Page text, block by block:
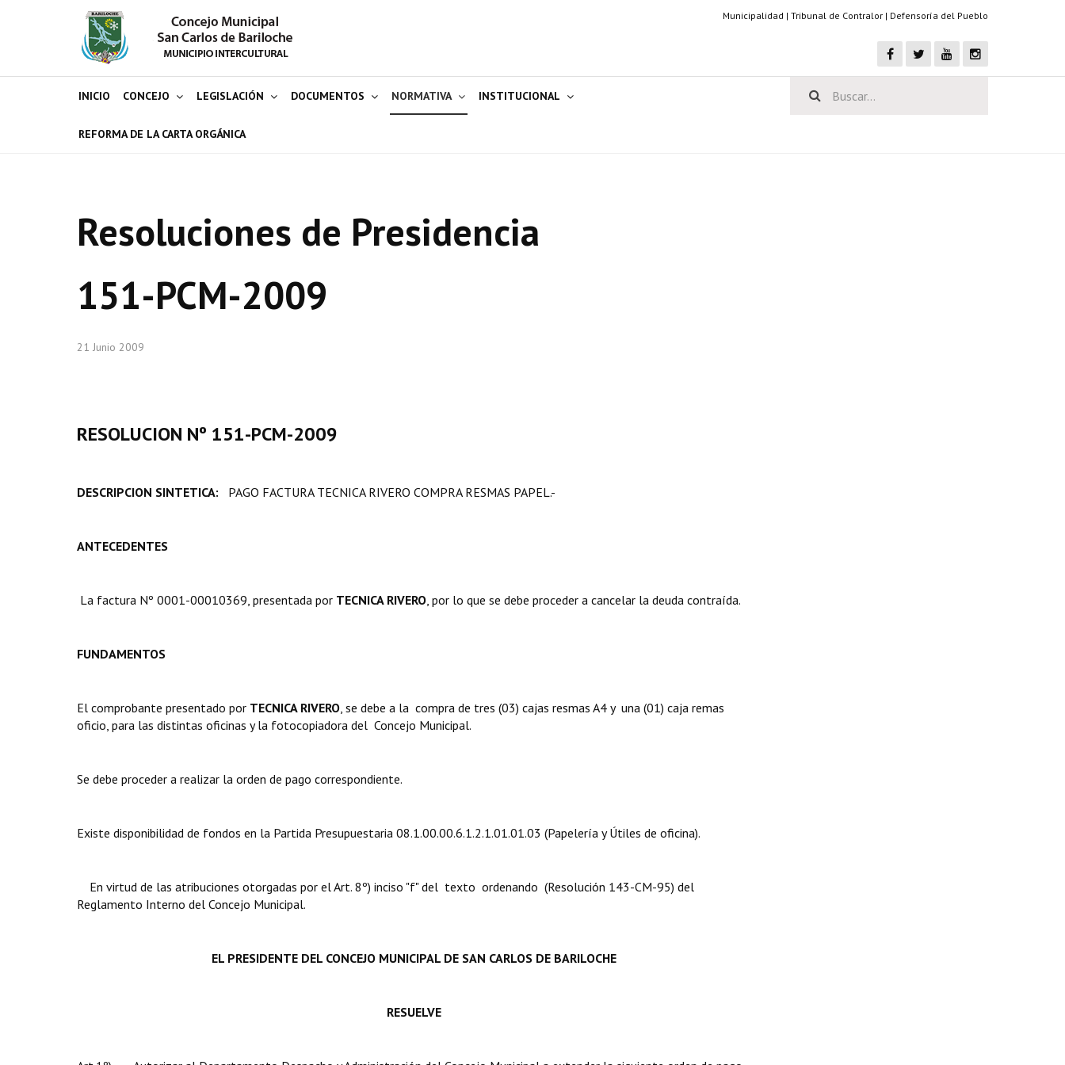
Municipalidad | Tribunal de Contralor | Defensoría del Pueblo
INICIO CONCEJO LEGISLACIÓN DOCUMENTOS NORMATIVA INSTITUCIONAL
REFORMA DE LA CARTA ORGÁNICA
Resoluciones de Presidencia
151-PCM-2009
21 Junio 2009
RESOLUCION Nº 151-PCM-2009
DESCRIPCION SINTETICA: PAGO FACTURA TECNICA RIVERO COMPRA RESMAS PAPEL.-
ANTECEDENTES
La factura Nº 0001-00010369, presentada por TECNICA RIVERO, por lo que se debe proceder a cancelar la deuda contraída.
FUNDAMENTOS
El comprobante presentado por TECNICA RIVERO, se debe a la compra de tres (03) cajas resmas A4 y una (01) caja remas
oficio, para las distintas oficinas y la fotocopiadora del Concejo Municipal.
Se debe proceder a realizar la orden de pago correspondiente.
Existe disponibilidad de fondos en la Partida Presupuestaria 08.1.00.00.6.1.2.1.01.01.03 (Papelería y Útiles de oficina).
En virtud de las atribuciones otorgadas por el Art. 8º) inciso "f" del texto ordenando (Resolución 143-CM-95) del
Reglamento Interno del Concejo Municipal.
EL PRESIDENTE DEL CONCEJO MUNICIPAL DE SAN CARLOS DE BARILOCHE
RESUELVE